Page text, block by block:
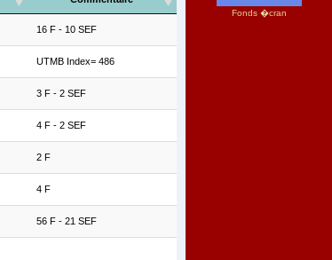
16 F - 10 SEF
UTMB Index= 486
3 F - 2 SEF
4 F - 2 SEF
2 F
4 F
56 F - 21 SEF
Fonds �cran